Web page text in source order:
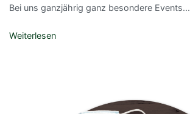
Bei uns ganzjährig ganz besondere Events...
Weiterlesen